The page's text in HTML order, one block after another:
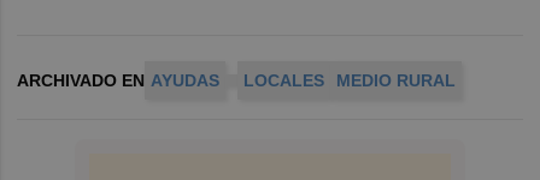
ARCHIVADO EN AYUDAS LOCALES MEDIO RURAL